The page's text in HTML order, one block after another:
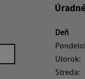
Deň
Utorok:
Streda: